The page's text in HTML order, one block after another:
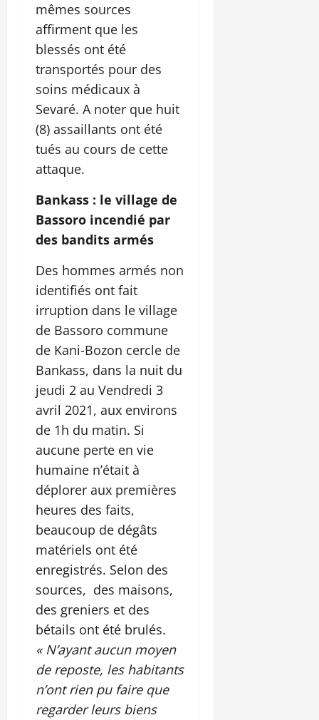
mêmes sources
affirment que les
blessés ont été
transportés pour des
soins médicaux à
Sevaré. A noter que huit
(8) assaillants ont été
tués au cours de cette
attaque.
Bankass : le village de
Bassoro incendié par
des bandits armés
Des hommes armés non
identifiés ont fait
irruption dans le village
de Bassoro commune
de Kani-Bozon cercle de
Bankass, dans la nuit du
jeudi 2 au Vendredi 3
avril 2021, aux environs
de 1h du matin. Si
aucune perte en vie
humaine n’était à
déplorer aux premières
heures des faits,
beaucoup de dégâts
matériels ont été
enregistrés. Selon des
sources, des maisons,
des greniers et des
bétails ont été brulés.
« N’ayant aucun moyen
de reposte, les habitants
n’ont rien pu faire que
regarder leurs biens